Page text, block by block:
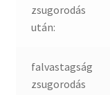
zsugorodás
után:
falvastagság
zsugorodás